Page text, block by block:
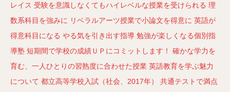
レイス 受験を意識しなくてもハイレベルな授業を受けられる 理
数系科目を強みに リベラルアーツ授業で小論文を得意に 英語が
得意科目になる やる気を引き出す指導 勉強が楽しくなる個別指
導塾 短期間で学校の成績ＵＰにコミットします！
確かな学力を
育む、一人ひとりの習熟度に合わせた授業 英語教育を学ぶ魅力
について 都立高等学校入試（社会、2017年）
共通テストで満点